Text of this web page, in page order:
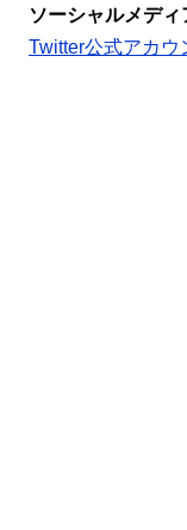
ソーシャルメディ
Twitter公式アカウ